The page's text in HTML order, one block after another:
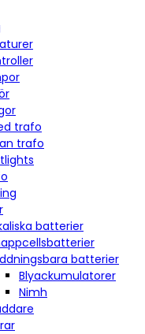
trafo
trafo
batterier
batterier
Blyackumulatorer
Nimh